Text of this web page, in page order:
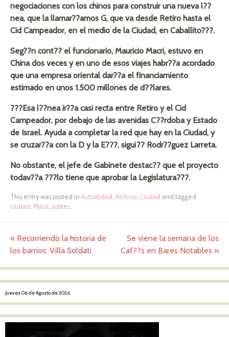
negociaciones con los chinos para construir una nueva l??
nea, que la llamar??amos G, que va desde Retiro hasta el
Cid Campeador, en el medio de la Ciudad, en Caballito???.
Seg??n cont?? el funcionario, Mauricio Macri, estuvo en
China dos veces y en uno de esos viajes habr??a acordado
que una empresa oriental dar??a el financiamiento
estimado en unos 1.500 millones de d??lares.
???Esa l??nea ir??a casi recta entre Retiro y el Cid
Campeador, por debajo de las avenidas C??rdoba y Estado
de Israel. Ayuda a completar la red que hay en la Ciudad, y
se cruzar??a con la D y la E???, sigui?? Rodr??guez Larreta.
No obstante, el jefe de Gabinete destac?? que el proyecto
todav??a ???lo tiene que aprobar la Legislatura???.
This entry was posted in Actualidad Archivo Ciudad and tagged
ciudad Macri subtes
Post navigation
« Recorriendo la historia de
los barrios: Villa Soldati
Se viene la semana de los
Caf??s en Bares Notables »
Jueves 06 de Agosto de 2026